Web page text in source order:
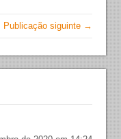
Publicação siguinte →